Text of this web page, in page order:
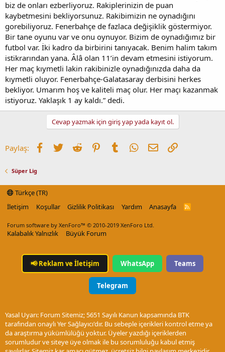
biz de onları ezberliyoruz. Rakiplerinizin de puan
kaybetmesini bekliyorsunuz. Rakibimizin ne oynadığını
gorebiliyoruz. Fenerbahçe de fazlaca değişiklik göstermiyor.
Bir tane oyunu var ve onu oynuyor. Bizim de oynadığımız bir
futbol var. İki kadro da birbirini tanıyacak. Benim halim takım
istikrarından yana. Âlâ olan 11’in devam etmesini istiyorum.
Her maç kıymetli lakin rakibinizle oynadığınızda daha da
kıymetli oluyor. Fenerbahçe-Galatasaray derbisini herkes
bekliyor. Umarım hoş ve kaliteli maç olur. Her maçı kazanmak
istiyoruz. Yaklaşık 1 ay kaldı.” dedi.
Cevap yazmak için giriş yap yada kayıt ol.
Paylaş: Facebook
TwitterReddit PinterestTumblrWhatsApp
E-postaLink
Süper Lig
Türkçe (TR)
İletişim
Koşullar Gizlilik Politikası Yardım Anasayfa
R
Forum software by XenForo™ © 2010-2019 XenForo Ltd.
Kalabalık Yalnızlık Büyük Forum
📢Reklam ve İletişim WhatsApp Teams
Telegram
Yasal Uyarı: Forum Sitemiz; 5651 Sayılı Kanun kapsamında BTK
tarafından onaylı Yer Sağlayıcı'dır. Bu sebeple içerikleri kontrol etme ya
da araştırma yükümlülüğü yoktur. Üyeler yazdığı içeriklerden
sorumludur ve siteye üye olmak ile bu sorumluluğu kabul etmiş